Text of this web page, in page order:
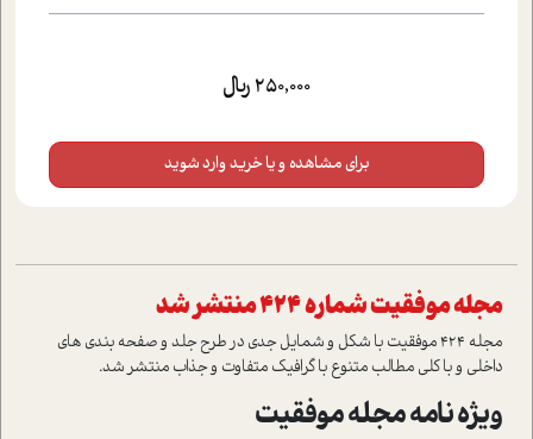
250,000 ریال
برای مشاهده و یا خرید وارد شوید
مجله موفقیت شماره 424 منتشر شد
مجله 424 موفقیت با شکل و شمایل جدی در طرح جلد و صفحه بندی های
داخلی و با کلی مطالب متنوع با گرافیک متفاوت و جذاب منتشر شد.
ویژه نامه مجله موفقیت